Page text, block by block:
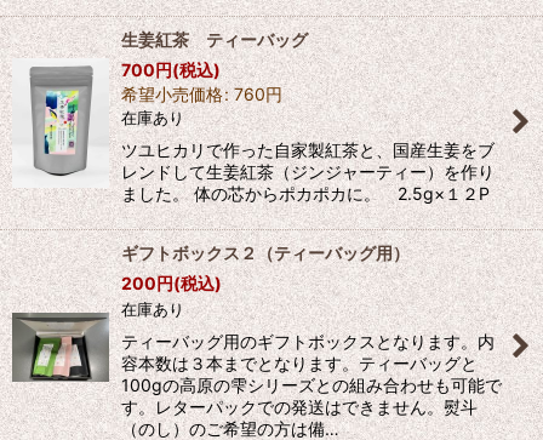
生姜紅茶 ティーバッグ
700円(税込)
希望小売価格: 760円
在庫あり
ツユヒカリで作った自家製紅茶と、国産生姜をブ
レンドして生姜紅茶（ジンジャーティー）を作り
ました。 体の芯からポカポカに。 2.5g×１２P
ギフトボックス２（ティーバッグ用）
200円(税込)
在庫あり
ティーバッグ用のギフトボックスとなります。内
容本数は３本までとなります。ティーバッグと
100gの高原の雫シリーズとの組み合わせも可能で
す。レターパックでの発送はできません。熨斗
（のし）のご希望の方は備…